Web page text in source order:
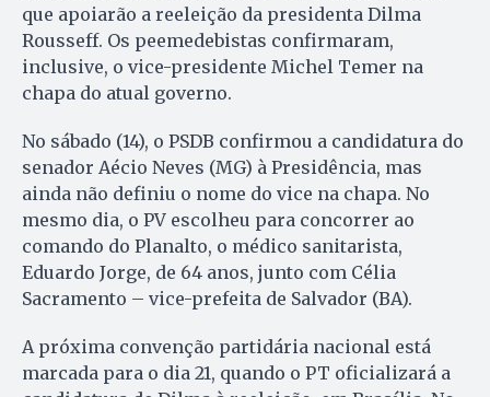
que apoiarão a reeleição da presidenta Dilma
Rousseff. Os peemedebistas confirmaram,
inclusive, o vice-presidente Michel Temer na
chapa do atual governo.
No sábado (14), o PSDB confirmou a candidatura do
senador Aécio Neves (MG) à Presidência, mas
ainda não definiu o nome do vice na chapa. No
mesmo dia, o PV escolheu para concorrer ao
comando do Planalto, o médico sanitarista,
Eduardo Jorge, de 64 anos, junto com Célia
Sacramento – vice-prefeita de Salvador (BA).
A próxima convenção partidária nacional está
marcada para o dia 21, quando o PT oficializará a